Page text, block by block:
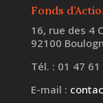
Fonds
16, rue des 4
92100
Tél. : 01 47 61
E-mail :